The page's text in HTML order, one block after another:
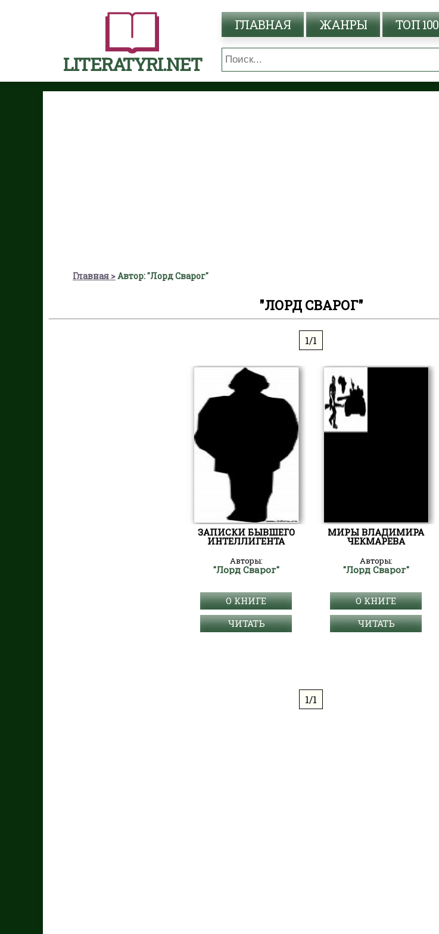
LITERATYRI.NET
ГЛАВНАЯ ЖАНРЫ ТОП 100
Главная Автор: "Лорд Сварог"
"ЛОРД СВАРОГ"
1/1
ЗАПИСКИ БЫВШЕГО
ИНТЕЛЛИГЕНТА
Авторы:
"Лорд Сварог"
О КНИГЕ
ЧИТАТЬ
МИРЫ ВЛАДИМИРА
ЧЕКМАРЕВА
Авторы:
"Лорд Сварог"
О КНИГЕ
ЧИТАТЬ
1/1